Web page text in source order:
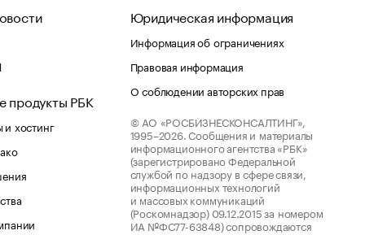
продукты РБК
хостинг
Юридическая информация
Информация об ограничениях
Правовая информация
О соблюдении авторских прав
© АО «РОСБИЗНЕСКОНСАЛТИНГ»,
1995–2026. Сообщения и материалы
информационного агентства «РБК»
(зарегистрировано Федеральной
службой по надзору в сфере связи,
информационных технологий
и массовых коммуникаций
(Роскомнадзор) 09.12.2015 за номером
ИА №ФС77-63848) сопровождаются